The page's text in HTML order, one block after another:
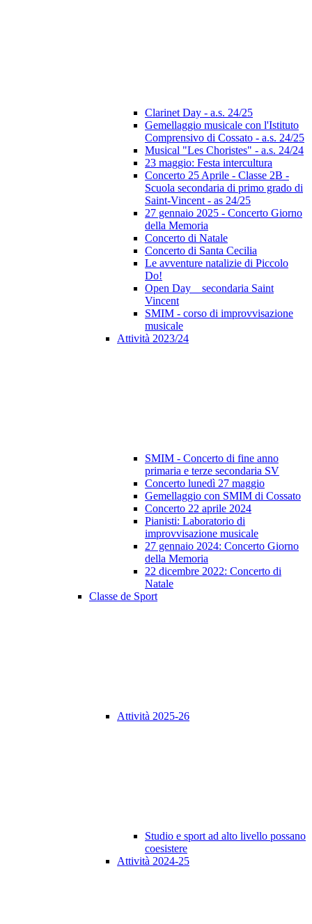
Clarinet Day - a.s. 24/25
Gemellaggio musicale con l'Istituto
Comprensivo di Cossato - a.s. 24/25
Musical "Les Choristes" - a.s. 24/24
23 maggio: Festa intercultura
Concerto 25 Aprile - Classe 2B -
Scuola secondaria di primo grado di
Saint-Vincent - as 24/25
27 gennaio 2025 - Concerto Giorno
della Memoria
Concerto di Natale
Concerto di Santa Cecilia
Le avventure natalizie di Piccolo
Do!
Open Day _ secondaria Saint
Vincent
SMIM - corso di improvvisazione
musicale
Attività 2023/24
SMIM - Concerto di fine anno
primaria e terze secondaria SV
Concerto lunedì 27 maggio
Gemellaggio con SMIM di Cossato
Concerto 22 aprile 2024
Pianisti: Laboratorio di
improvvisazione musicale
27 gennaio 2024: Concerto Giorno
della Memoria
22 dicembre 2022: Concerto di
Natale
Classe de Sport
Attività 2025-26
Studio e sport ad alto livello possano
coesistere
Attività 2024-25